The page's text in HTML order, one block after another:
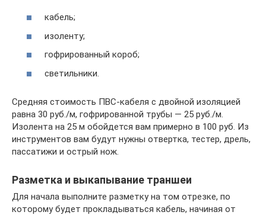
кабель;
изоленту;
гофрированный короб;
светильники.
Средняя стоимость ПВС-кабеля с двойной изоляцией
равна 30 руб./м, гофрированной трубы — 25 руб./м.
Изолента на 25 м обойдется вам примерно в 100 руб. Из
инструментов вам будут нужны отвертка, тестер, дрель,
пассатижи и острый нож.
Разметка и выкапывание траншеи
Для начала выполните разметку на том отрезке, по
которому будет прокладываться кабель, начиная от